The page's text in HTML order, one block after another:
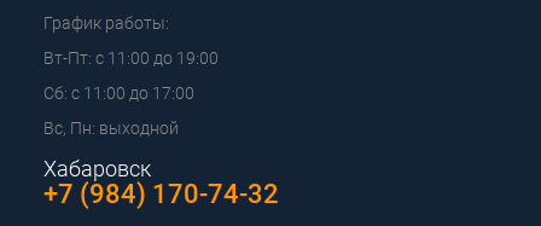
График работы:
Вт-Пт: с 11:00 до 19:00
Сб: с 11:00 до 17:00
Вс, Пн: выходной
Хабаровск
+7 (984) 170-74-32